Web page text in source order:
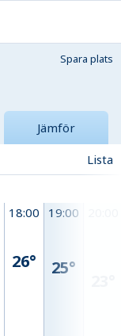
Spara plats
Jämför
Lista
18:00
26°
19:00
25°